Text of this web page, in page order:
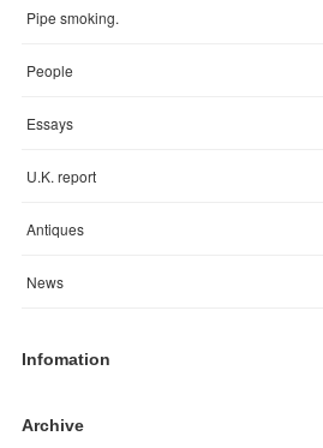
Pipe smoking.
People
Essays
U.K. report
Antiques
News
Infomation
Archive